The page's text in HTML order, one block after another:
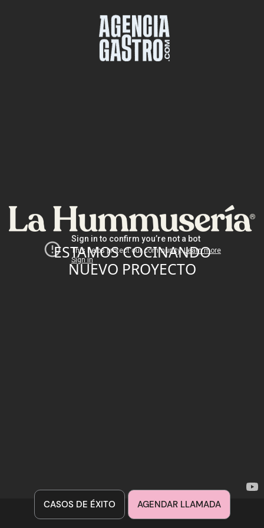
ESTAMOS COCINANDO
NUEVO PROYECTO
CASOS DE ÉXITO AGENDAR LLAMADA